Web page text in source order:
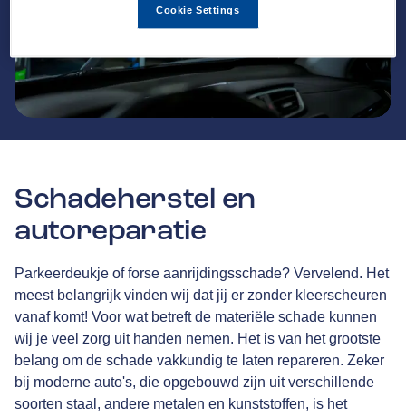
Schadeherstel en
autoreparatie
Parkeerdeukje of forse aanrijdingsschade? Vervelend. Het
meest belangrijk vinden wij dat jij er zonder kleerscheuren
vanaf komt! Voor wat betreft de materiële schade kunnen
wij je veel zorg uit handen nemen. Het is van het grootste
belang om de schade vakkundig te laten repareren. Zeker
bij moderne auto's, die opgebouwd zijn uit verschillende
soorten staal, andere metalen en kunststoffen, is het
Cookie Settings